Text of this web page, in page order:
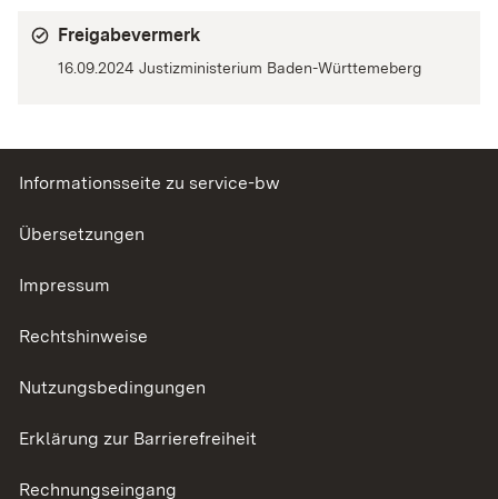
Freigabevermerk
16.09.2024 Justizministerium Baden-Württemeberg
Informationsseite zu service-bw
Übersetzungen
Impressum
Rechtshinweise
Nutzungsbedingungen
Erklärung zur Barrierefreiheit
Rechnungseingang